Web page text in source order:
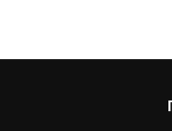
i-SENSYS LBP112,